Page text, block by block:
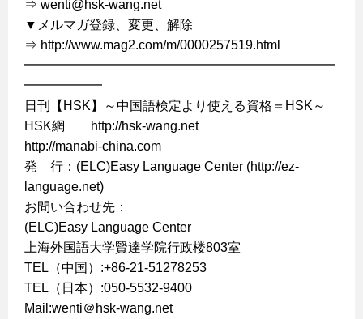
⇒ wenti@hsk-wang.net
▼メルマガ登録、変更、解除
⇒ http://www.mag2.com/m/0000257519.html
━━━━━━━━━━━━━━━━━━━━━━━━
━━━━━━
日刊【HSK】～中国語検定より使える資格＝HSK～
HSK網 http://hsk-wang.net
http://manabi-china.com
発 行：(ELC)Easy Language Center (http://ez-
language.net)
お問い合わせ先：
(ELC)Easy Language Center
上海外国語大学賢達学院行政楼803室
TEL（中国）:+86-21-51278253
TEL（日本）:050-5532-9400
Mail:wenti＠hsk-wang.net